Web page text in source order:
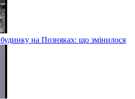
будинку на Позняках: що змінилося